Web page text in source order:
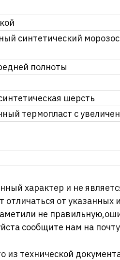
синтетический
полноты
шерсть
термопласт с
характер и не
отличаться от
не
сообщите нам на почту
из технической